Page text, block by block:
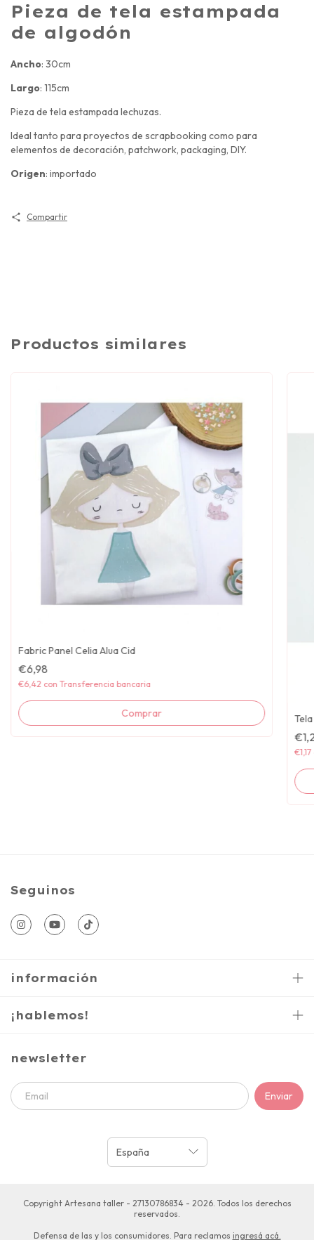
Pieza de tela estampada
de algodón
Ancho: 30cm
Largo: 115cm
Pieza de tela estampada lechuzas.
Ideal tanto para proyectos de scrapbooking como para
elementos de decoración, patchwork, packaging, DIY.
Origen: importado
Compartir
Productos similares
Fabric Panel Celia Alua Cid
€6,98
€6,42 con Transferencia bancaria
€1,17
Seguinos
información
¡hablemos!
newsletter
Copyright Artesana taller - 27130786834 - 2026. Todos los derechos
reservados.
Defensa de las y los consumidores. Para reclamos ingresá acá.